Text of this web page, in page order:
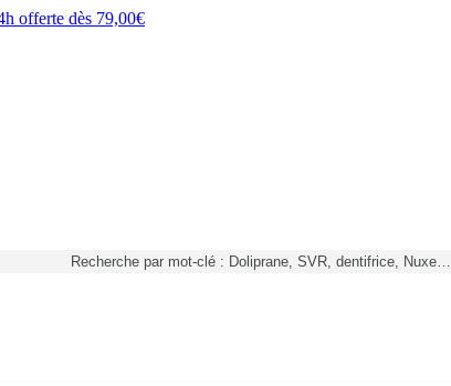
offerte dès 79,00€
Recherche par mot-clé : Doliprane, SVR, dentifrice, Nuxe…